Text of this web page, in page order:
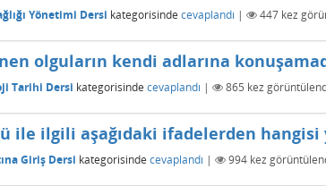
Yönetimi Dersi kategorisinde cevaplandı | 447 kez
olguların kendi adlarına
Tarihi Dersi kategorisinde cevaplandı | 865 kez
ile ilgili aşağıdaki ifadelerden hangisi
Giriş Dersi kategorisinde cevaplandı | 994 kez